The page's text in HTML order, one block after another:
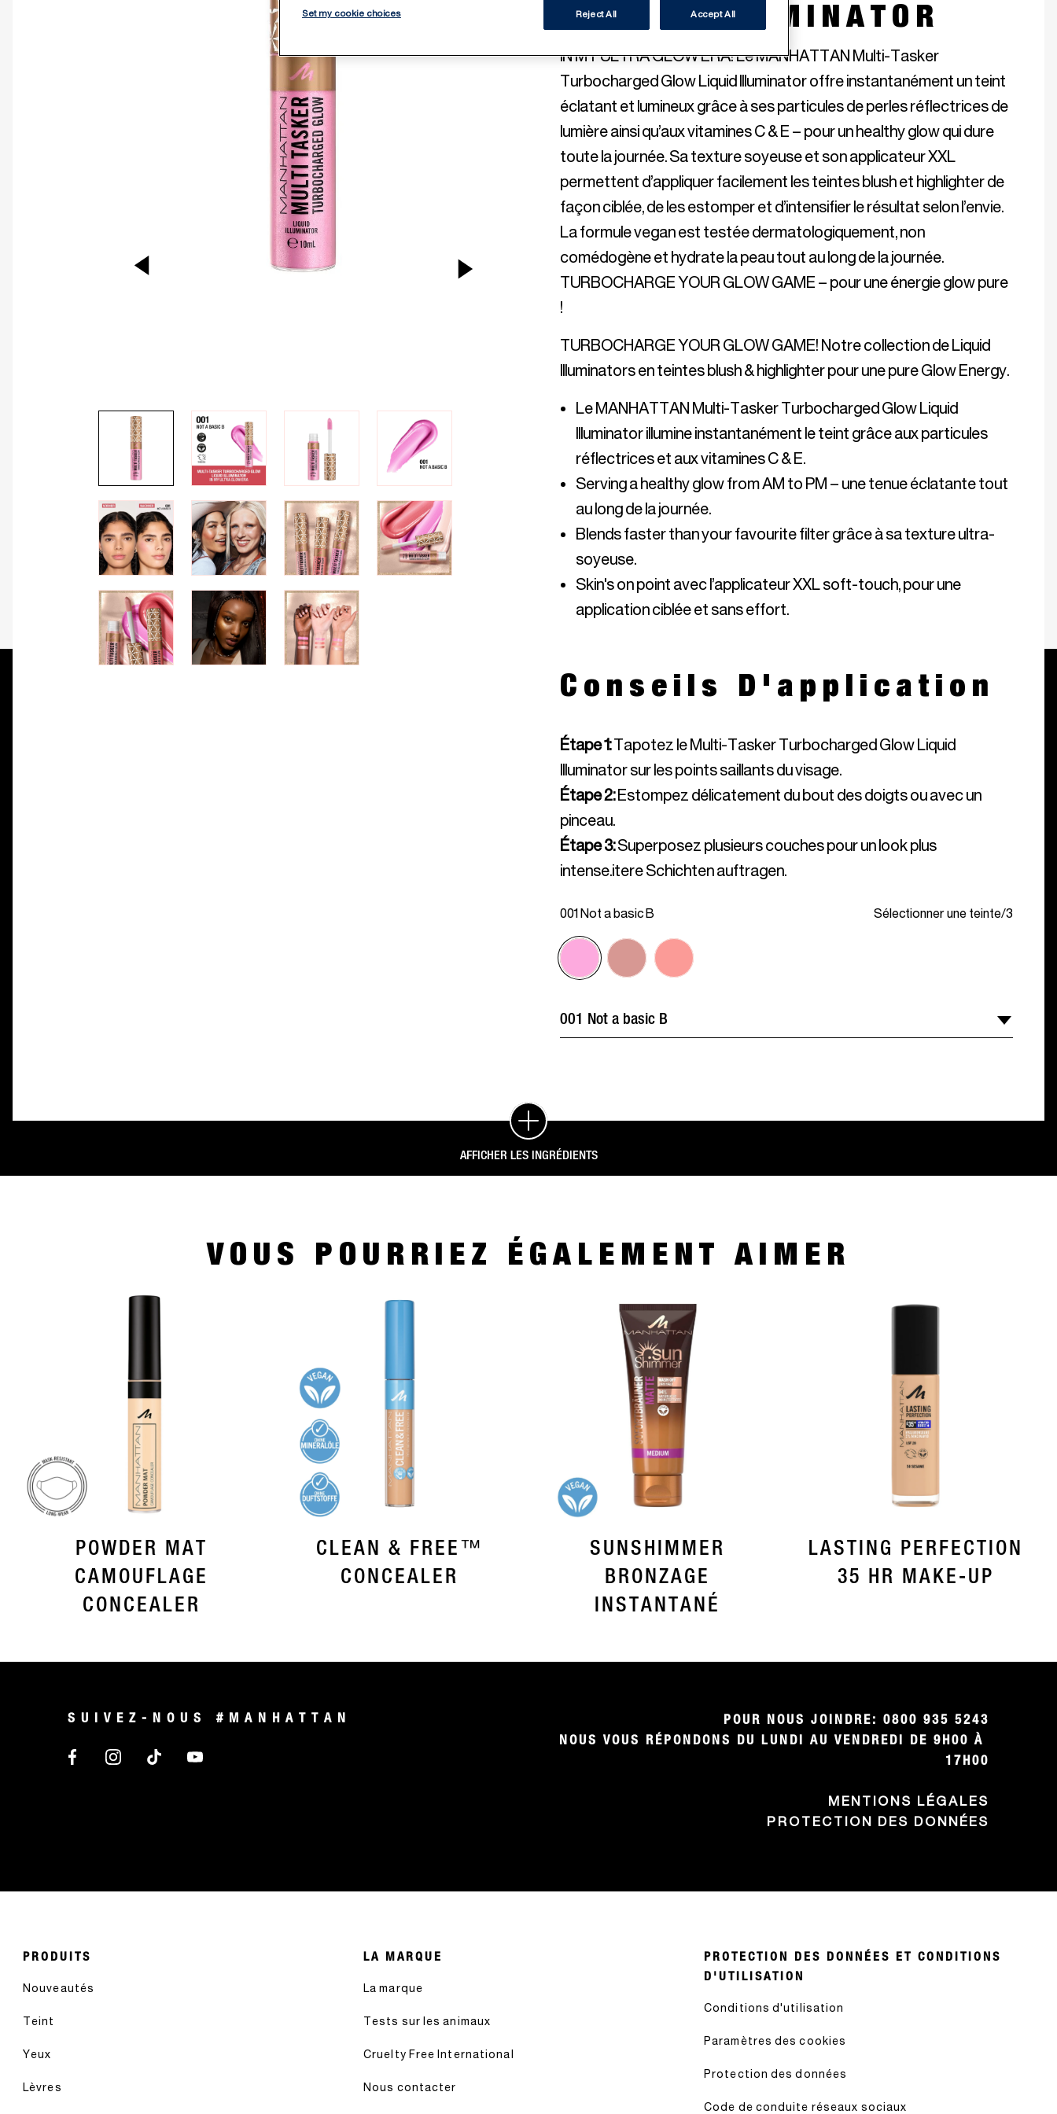
LIQUID ILLUMINATOR
IN MY ULTRA GLOW ERA! Le MANHATTAN Multi-Tasker
Turbocharged Glow Liquid Illuminator offre instantanément un teint
éclatant et lumineux grâce à ses particules de perles réflectrices de
lumière ainsi qu’aux vitamines C & E – pour un healthy glow qui dure
toute la journée. Sa texture soyeuse et son applicateur XXL
permettent d’appliquer facilement les teintes blush et highlighter de
façon ciblée, de les estomper et d’intensifier le résultat selon l’envie.
La formule vegan est testée dermatologiquement, non
comédogène et hydrate la peau tout au long de la journée.
TURBOCHARGE YOUR GLOW GAME – pour une énergie glow pure
!
TURBOCHARGE YOUR GLOW GAME! Notre collection de Liquid
Illuminators en teintes blush & highlighter pour une pure Glow Energy.
Le MANHATTAN Multi-Tasker Turbocharged Glow Liquid
Illuminator illumine instantanément le teint grâce aux particules
réflectrices et aux vitamines C & E.
Serving a healthy glow from AM to PM – une tenue éclatante tout
au long de la journée.
Blends faster than your favourite filter grâce à sa texture ultra-
soyeuse.
Skin's on point avec l’applicateur XXL soft-touch, pour une
application ciblée et sans effort.
Conseils D'application
Étape 1:Tapotez le Multi-Tasker Turbocharged Glow Liquid
Illuminator sur les points saillants du visage.
Étape 2:Estompez délicatement du bout des doigts ou avec un
pinceau.
Étape 3:Superposez plusieurs couches pour un look plus
intense.itere Schichten auftragen.
001 Not a basic B Sélectionner une teinte/3
AFFICHER LES INGRÉDIENTS
VOUS POURRIEZ ÉGALEMENT AIMER
POWDER MAT
CAMOUFLAGE
CONCEALER
CLEAN & FREE™
CONCEALER
SUNSHIMMER
BRONZAGE
INSTANTANÉ
LASTING PERFECTION
35 HR MAKE-UP
SUIVEZ-NOUS #MANHATTAN
POUR NOUS JOINDRE: 0800 935 5243
NOUS VOUS RÉPONDONS DU LUNDI AU VENDREDI DE 9H00 À
17H00
MENTIONS LÉGALES
PROTECTION DES DONNÉES
PRODUITS
Nouveautés
Teint
Yeux
Lèvres
LA MARQUE
La marque
Tests sur les animaux
Cruelty Free International
Nous contacter
PROTECTION DES DONNÉES ET CONDITIONS
D'UTILISATION
Conditions d'utilisation
Paramètres des cookies
Protection des données
Code de conduite réseaux sociaux
Set my cookie choices Reject All Accept All